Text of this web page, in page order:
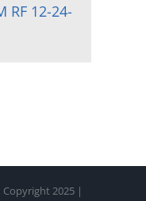
RF 12-24-
Copyright 2025 |